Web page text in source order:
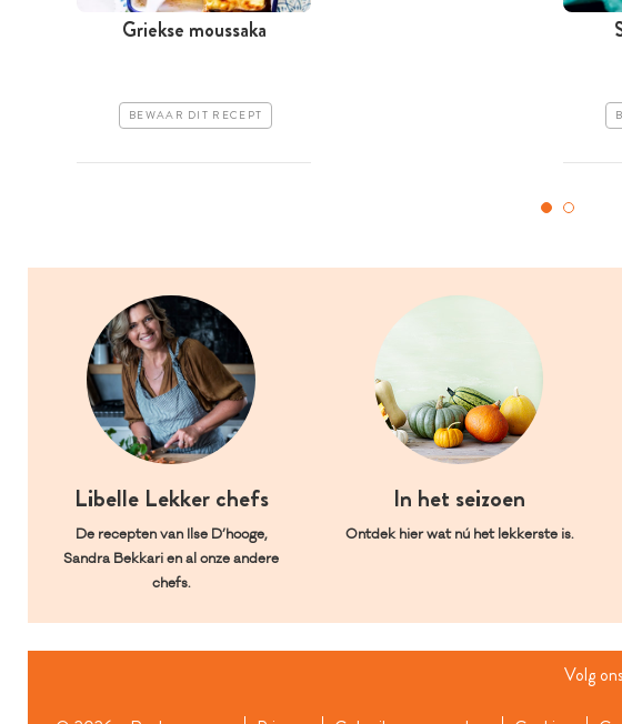
Griekse moussaka
BEWAAR DIT RECEPT
Libelle Lekker chefs
De recepten van Ilse D’hooge,
Sandra Bekkari en al onze andere
chefs.
In het seizoen
Ontdek hier wat nú het lekkerste is.
Volg